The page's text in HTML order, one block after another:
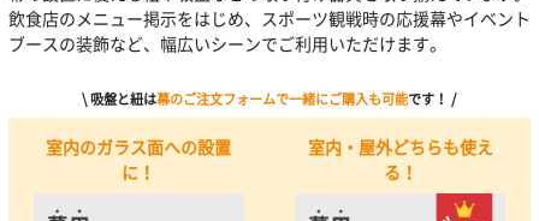
飲食店のメニュー掲示をはじめ、スポーツ観戦時の応援幕やイベント
ブースの装飾など、幅広いシーンでご利用いただけます。
\ 吸盤と紐は幕のご注文フォームで一緒にご購入も可能です！ /
室内のガラス面への設置
に！
室内・屋外どちらも使え
る！